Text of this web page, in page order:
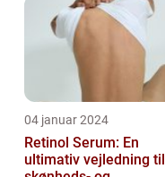
04 januar 2024
Retinol Serum: En
ultimativ vejledning til